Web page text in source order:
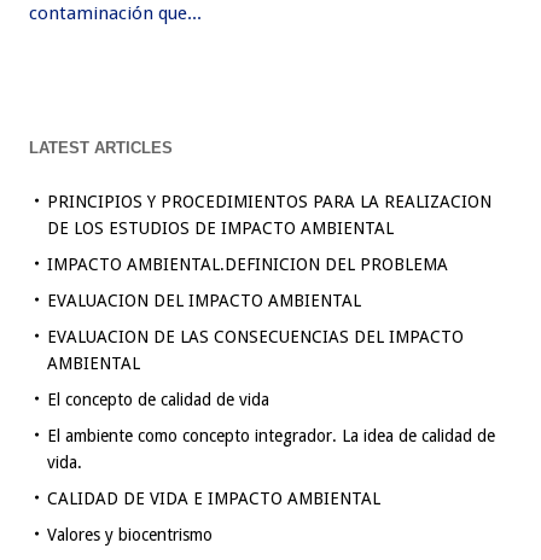
contaminación que...
LATEST ARTICLES
PRINCIPIOS Y PROCEDIMIENTOS PARA LA REALIZACION
DE LOS ESTUDIOS DE IMPACTO AMBIENTAL
IMPACTO AMBIENTAL.DEFINICION DEL PROBLEMA
EVALUACION DEL IMPACTO AMBIENTAL
EVALUACION DE LAS CONSECUENCIAS DEL IMPACTO
AMBIENTAL
El concepto de calidad de vida
El ambiente como concepto integrador. La idea de calidad de
vida.
CALIDAD DE VIDA E IMPACTO AMBIENTAL
Valores y biocentrismo